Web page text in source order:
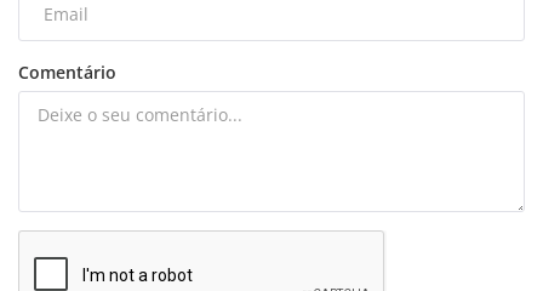
Comentário